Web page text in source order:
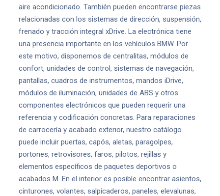
aire acondicionado. También pueden encontrarse piezas
relacionadas con los sistemas de dirección, suspensión,
frenado y tracción integral xDrive. La electrónica tiene
una presencia importante en los vehículos BMW. Por
este motivo, disponemos de centralitas, módulos de
confort, unidades de control, sistemas de navegación,
pantallas, cuadros de instrumentos, mandos iDrive,
módulos de iluminación, unidades de ABS y otros
componentes electrónicos que pueden requerir una
referencia y codificación concretas. Para reparaciones
de carrocería y acabado exterior, nuestro catálogo
puede incluir puertas, capós, aletas, paragolpes,
portones, retrovisores, faros, pilotos, rejillas y
elementos específicos de paquetes deportivos o
acabados M. En el interior es posible encontrar asientos,
cinturones, volantes, salpicaderos, paneles, elevalunas,